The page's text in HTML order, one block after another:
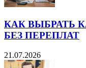
КАК ВЫБРАТЬ
БЕЗ ПЕРЕПЛАТ
21.07.2026